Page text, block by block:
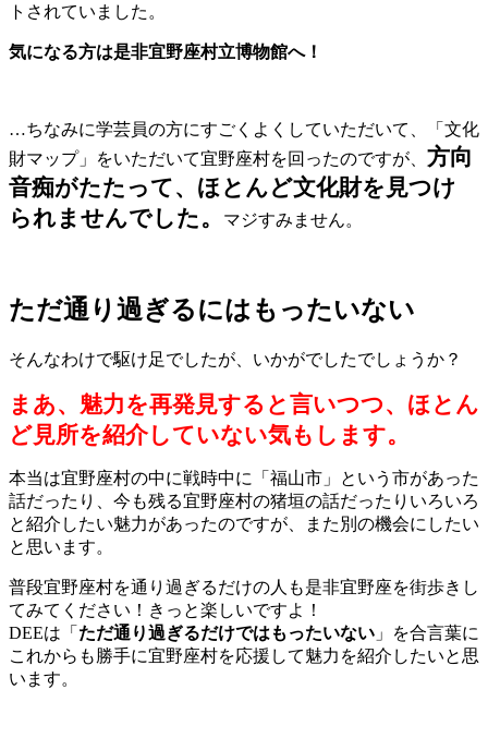
トされていました。
気になる方は是非宜野座村立博物館へ！
…ちなみに学芸員の方にすごくよくしていただいて、「文化
財マップ」をいただいて宜野座村を回ったのですが、 方向
音痴がたたって、ほとんど文化財を見つけ
られませんでした。
マジすみません。
ただ通り過ぎるにはもったいない
そんなわけで駆け足でしたが、いかがでしたでしょうか？
まあ、魅力を再発見すると言いつつ、ほとん
ど見所を紹介していない気もします。
本当は宜野座村の中に戦時中に「福山市」という市があった
話だったり、今も残る宜野座村の猪垣の話だったりいろいろ
と紹介したい魅力があったのですが、また別の機会にしたい
と思います。
普段宜野座村を通り過ぎるだけの人も是非宜野座を街歩きし
てみてください！きっと楽しいですよ！
DEEは「 ただ通り過ぎるだけではもったいない 」を合言葉に
これからも勝手に宜野座村を応援して魅力を紹介したいと思
います。